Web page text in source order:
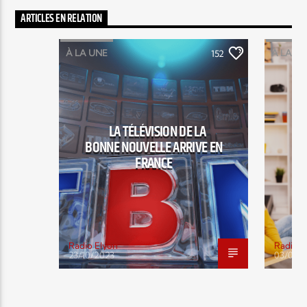
ARTICLES EN RELATION
À LA UNE 152
LA TÉLÉVISION DE LA
BONNE NOUVELLE ARRIVE EN
FRANCE
Radio Elyon
23/10/2023
À LA
Radio
03/07/